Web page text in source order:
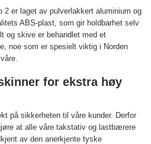
er laget av pulverlakkert aluminium og
ABS-plast, som gir holdbarhet selv
og skive er behandlet med et
noe som er spesielt viktig i Norden
for ekstra høy
på sikkerheten til våre kunder. Derfor
at alle våre takstativ og lastbærere
av den anerkjente tyske